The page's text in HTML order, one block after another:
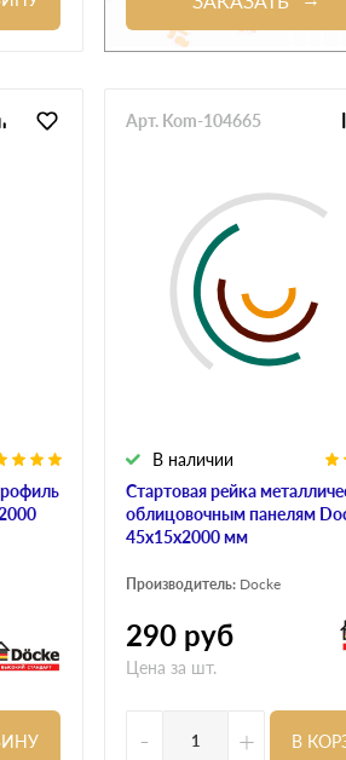
Стартовая рейка
облицовочным панелям
45х15х2000 мм
В наличии
Арт. Kom-104665
Производитель: Docke
290 руб
Цена за шт.
- + В